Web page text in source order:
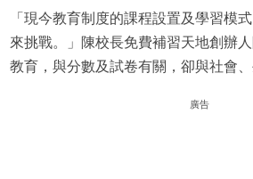
「現今教育制度的課程設置及學習模
來挑戰。」陳校長免費補習天地創辦
教育，與分數及試卷有關，卻與社會、
廣告